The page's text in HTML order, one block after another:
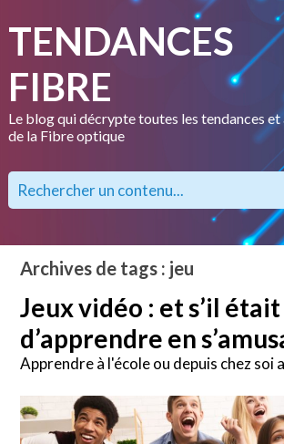
TENDANCES
FIBRE
Le blog qui décrypte toutes les tendances
de la Fibre optique
Archives de tags : jeu
Jeux vidéo : et s’il
d’apprendre en
Apprendre à l'école ou depuis chez soi